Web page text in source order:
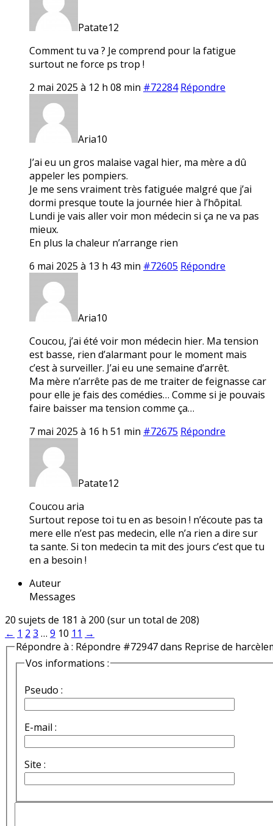
Patate12
Comment tu va ? Je comprend pour la fatigue
surtout ne force ps trop !
2 mai 2025 à 12 h 08 min #72284 Répondre
Aria10
J’ai eu un gros malaise vagal hier, ma mère a dû
appeler les pompiers.
Je me sens vraiment très fatiguée malgré que j’ai
dormi presque toute la journée hier à l’hôpital.
Lundi je vais aller voir mon médecin si ça ne va pas
mieux.
En plus la chaleur n’arrange rien
6 mai 2025 à 13 h 43 min #72605 Répondre
Aria10
Coucou, j’ai été voir mon médecin hier. Ma tension
est basse, rien d’alarmant pour le moment mais
c’est à surveiller. J’ai eu une semaine d’arrêt.
Ma mère n’arrête pas de me traiter de feignasse car
pour elle je fais des comédies… Comme si je pouvais
faire baisser ma tension comme ça…
7 mai 2025 à 16 h 51 min #72675 Répondre
Patate12
Coucou aria
Surtout repose toi tu en as besoin ! n’écoute pas ta
mere elle n’est pas medecin, elle n’a rien a dire sur
ta sante. Si ton medecin ta mit des jours c’est que tu
en a besoin !
Auteur
Messages
20 sujets de 181 à 200 (sur un total de 208)
← 1 2 3 … 9 10 11 →
Répondre à : Répondre #72947 dans Reprise de
Vos informations :
Pseudo :
E-mail :
Site :